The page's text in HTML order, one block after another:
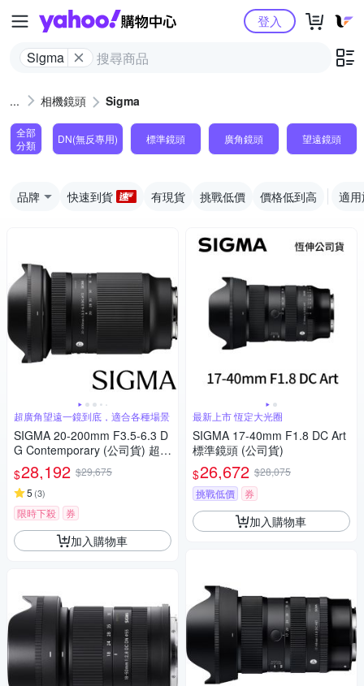
Yahoo購物中心
Sigma
登入
相機鏡頭 Sigma
全部
分類
DN(無反專用) 標準鏡頭 廣角鏡頭 望遠鏡頭
品牌 快速到貨 有現貨 挑戰低價 價格低到高 適
超廣角望遠一鏡到底，適合各種場景
SIGMA 20-200mm F3.5-6.3 D
G Contemporary (公司貨) 超廣
角變焦鏡頭 旅遊鏡 全片幅無反
微單眼鏡頭
$28,192 $29,675
5 (3)
限時下殺 券
加入購物車
最新上市 恆定大光圈
SIGMA 17-40mm F1.8 DC Art
標準鏡頭 (公司貨)
$26,672 $28,075
挑戰低價
券
加入購物車